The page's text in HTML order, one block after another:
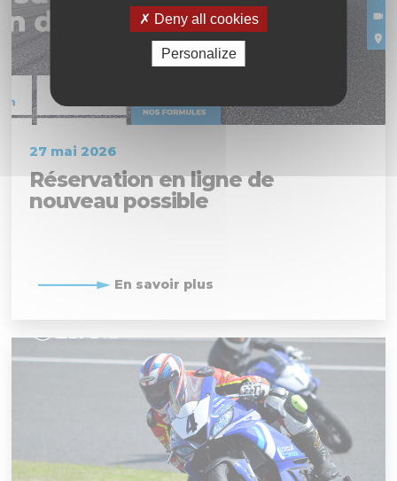
27 mai 2026
Réservation en ligne de
nouveau possible
En savoir plus
Deny all cookies
Personalize